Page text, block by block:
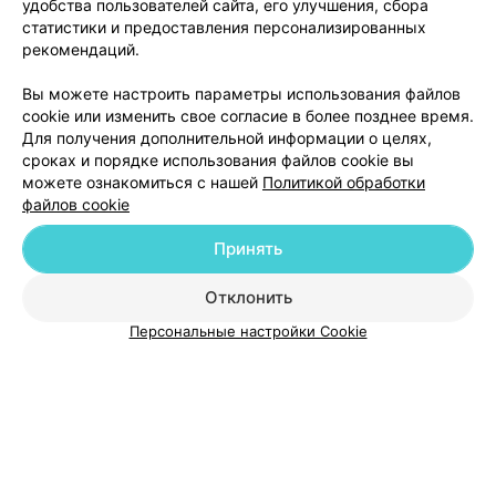
Брест, ул. Советская, 14 до 15:00
Добавить компанию
удобства пользователей сайта, его улучшения, сбора
статистики и предоставления персонализированных
рекомендаций.
Вы можете настроить параметры использования файлов
cookie или изменить свое согласие в более позднее время.
Для получения дополнительной информации о целях,
сроках и порядке использования файлов cookie вы
можете ознакомиться с нашей Политикой обработки
файлов cookie
Отклонить
Принять
Персональные настройки Cookie